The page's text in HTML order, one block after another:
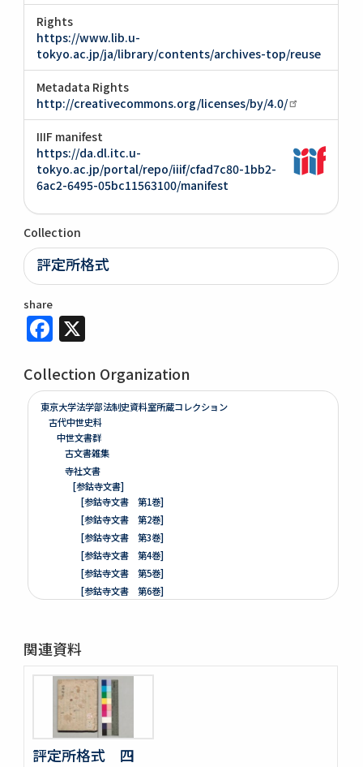
Rights
https://www.lib.u-
tokyo.ac.jp/ja/library/contents/archives-top/reuse
Metadata Rights
http://creativecommons.org/licenses/by/4.0/
IIIF manifest
https://da.dl.itc.u-
tokyo.ac.jp/portal/repo/iiif/cfad7c80-1bb2-
6ac2-6495-05bc11563100/manifest
Collection
評定所格式
share
Facebook
Collection Organization
東京大学法学部法制史資料室所蔵コレクション
古代中世史料
中世文書群
古文書雑集
寺社文書
[参鈷寺文書]
[参鈷寺文書 第1巻]
[参鈷寺文書 第2巻]
[参鈷寺文書 第3巻]
[参鈷寺文書 第4巻]
[参鈷寺文書 第5巻]
[参鈷寺文書 第6巻]
[城東寺文書]
綸旨五通[城東寺文書 第1巻]
[城東寺文書 第2巻]
高野山寶光院文書
売券類
[中世沽券状など貼り交ぜ]
関連資料
評定所格式 四